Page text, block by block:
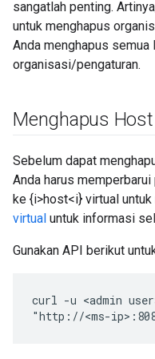
sangatlah penting.
untuk menghapus
Anda menghapus
organisasi/pengaturan.
Menghapus Host
Sebelum dapat
Anda harus
ke {i>host<i} virtual
virtual untuk informasi
Gunakan API berikut
curl -u <admin
"http://<ms-